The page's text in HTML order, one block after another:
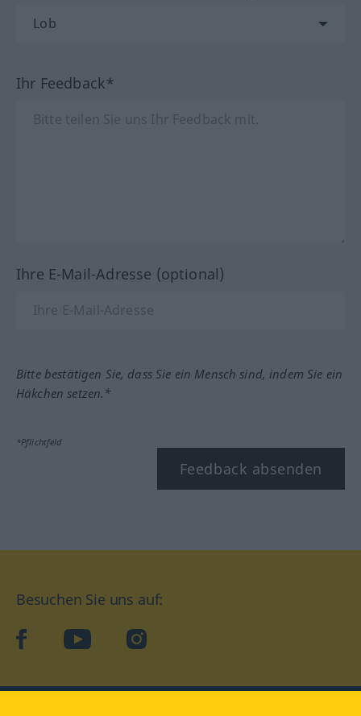
Ihr Feedback*
Ihre E-Mail-Adresse (optional)
Bitte bestätigen Sie, dass Sie ein Mensch sind, indem Sie ein
Häkchen setzen.*
*Pflichtfeld
Feedback absenden
Besuchen Sie uns auf:
facebookYouTube Instagram